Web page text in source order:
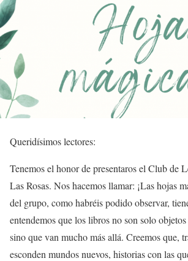
Queridísimos lectores:
Tenemos el honor de presentaros el Club de
Las Rosas. Nos hacemos llamar: ¡Las hojas
del grupo, como habréis podido observar,
entendemos que los libros no son solo
sino que van mucho más allá. Creemos que,
esconden mundos nuevos, historias con las